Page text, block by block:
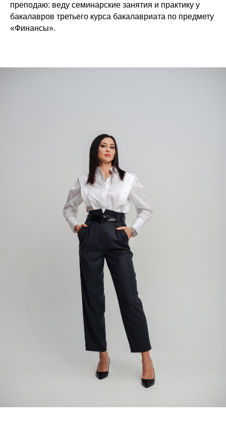
преподаю: веду семинарские занятия и практику у
бакалавров третьего курса бакалавриата по предмету
«Финансы».